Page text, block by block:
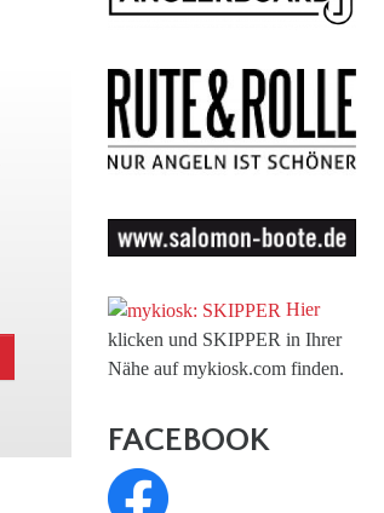
Hier
klicken und SKIPPER in Ihrer
Nähe auf mykiosk.com finden.
FACEBOOK